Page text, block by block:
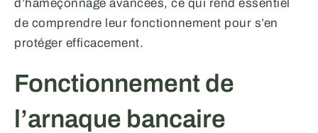
d’hameçonnage avancées, ce qui rend essentiel
de comprendre leur fonctionnement pour s’en
protéger efficacement.
Fonctionnement de
l’arnaque bancaire